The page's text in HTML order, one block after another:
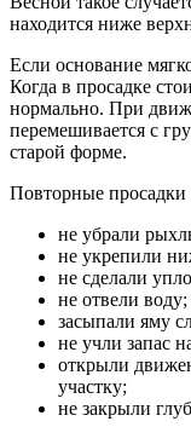
находится ниже
Если основание
Когда в просадке
нормально. При
перемешивается с
старой форме.
Повторные просадки
не убрали
не укрепили
не сделали
не отвели воду;
засыпали яму
не учли запас
открыли
участку;
не закрыли